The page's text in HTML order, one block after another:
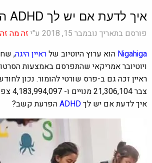
איך לדעת אם יש לך ADHD הפרעת קשב
פורסם בתאריך נובמבר 15, 2018 ע"י
זה מה זה
Nigahiga הוא ערוץ היוטיוב שלראיין היגה,
ויוטיובר אמריקאי שהתפרסם באמצעות
ראיין זכה גם ב-
צבר 21,306,104 מנויים ו-
4,183,994,097
איך לדעת אם יש לךADHDהפרעת קשב?